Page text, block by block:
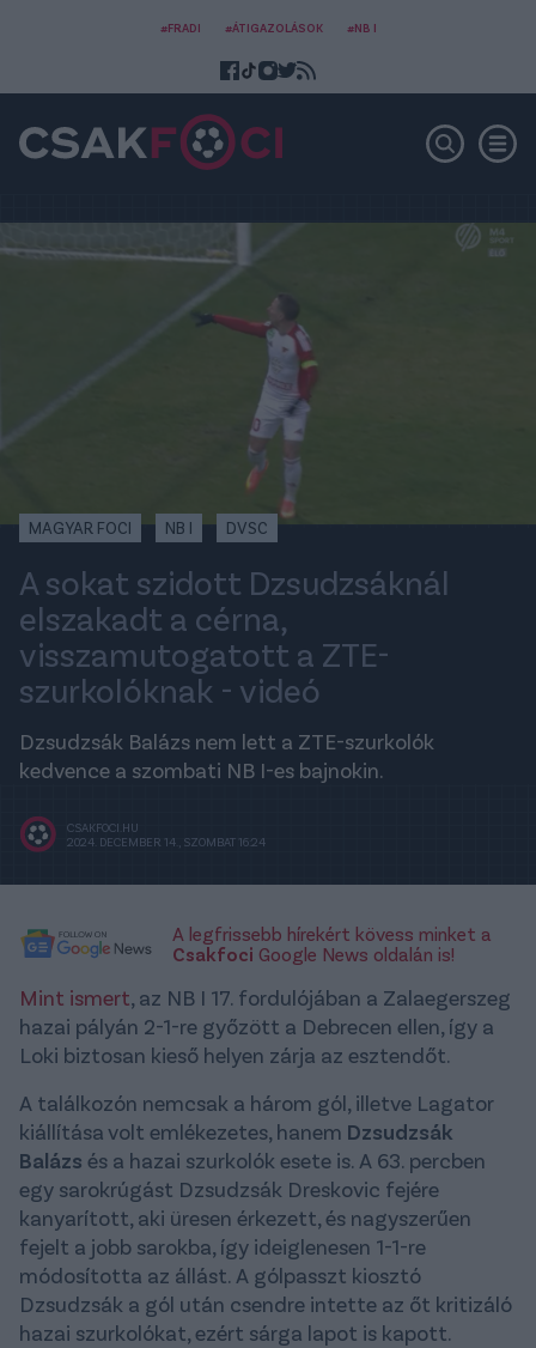
#FRADI #ÁTIGAZOLÁSOK #NB I
MAGYAR FOCI NB I DVSC
A sokat szidott Dzsudzsáknál
elszakadt a cérna,
visszamutogatott a ZTE-
szurkolóknak - videó
Dzsudzsák Balázs nem lett a ZTE-szurkolók
kedvence a szombati NB I-es bajnokin.
CSAKFOCI.HU
2024. DECEMBER 14., SZOMBAT 16:24
A legfrissebb hírekért kövess minket a
Csakfoci Google News oldalán is!
Mint ismert, az NB I 17. fordulójában a Zalaegerszeg
hazai pályán 2-1-re győzött a Debrecen ellen, így a
Loki biztosan kieső helyen zárja az esztendőt.
A találkozón nemcsak a három gól, illetve Lagator
kiállítása volt emlékezetes, hanem Dzsudzsák
Balázs és a hazai szurkolók esete is. A 63. percben
egy sarokrúgást Dzsudzsák Dreskovic fejére
kanyarított, aki üresen érkezett, és nagyszerűen
fejelt a jobb sarokba, így ideiglenesen 1-1-re
módosította az állást. A gólpasszt kiosztó
Dzsudzsák a gól után csendre intette az őt kritizáló
hazai szurkolókat, ezért sárga lapot is kapott.